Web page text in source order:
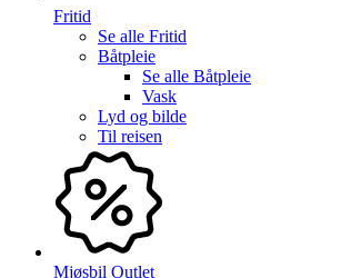
Fritid
Se alle Fritid
Båtpleie
Se alle Båtpleie
Vask
Lyd og bilde
Til reisen
Mjøsbil Outlet